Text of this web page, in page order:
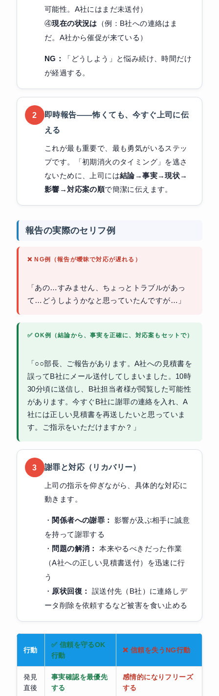
可能性。A社にはまだ未送付）
④現在の状況は （例：B社への連絡はま
だ。A社から催促が来ている）
NG：
「どうしよう」と悩み続け、時間だけ
が経過する。
2
即時報告——怖くても、今すぐ上司に伝
える
これが最も重要で、最も勇気がいるステッ
プです。「初期消火のタイミング」を逃さ
ないために、上司には結論→事実→現状→
影響→対応案の順で簡潔に伝えます。
報告の実際のセリフ例
❌ NG例（報告が曖昧で対応が遅れる）
「あの…すみません、ちょっとトラブルがあっ
て…どうしようかなと思っていたんですが…」
✅ OK例（結論から、事実を正確に、対応案もセットで）
「○○部長、ご報告があります。A社への見積書を
誤ってB社にメール送付してしまいました。10時
30分頃に送信し、B社担当者様が閲覧した可能性
があります。今すぐB社に謝罪の連絡を入れ、A
社には正しい見積書を再送したいと思っていま
す。ご指示をいただけますか？」
3 謝罪と対応（リカバリー）
上司の指示を仰ぎながら、具体的な対応に
動きます。
・ 関係者への謝罪：
影響が及ぶ相手に誠意
を持って謝罪する
・ 問題の解消：
本来やるべきだった作業
（A社への正しい見積書送付）を迅速に行
う
・ 原状回復：
誤送付先（B社）に連絡しデ
ータ削除を依頼するなど被害を食い止める
行動
✅ 信頼を守るOK
行動
❌ 信頼を失うNG行動
発見
直後
事実確認を最優先
する
感情的になりフリーズ
する